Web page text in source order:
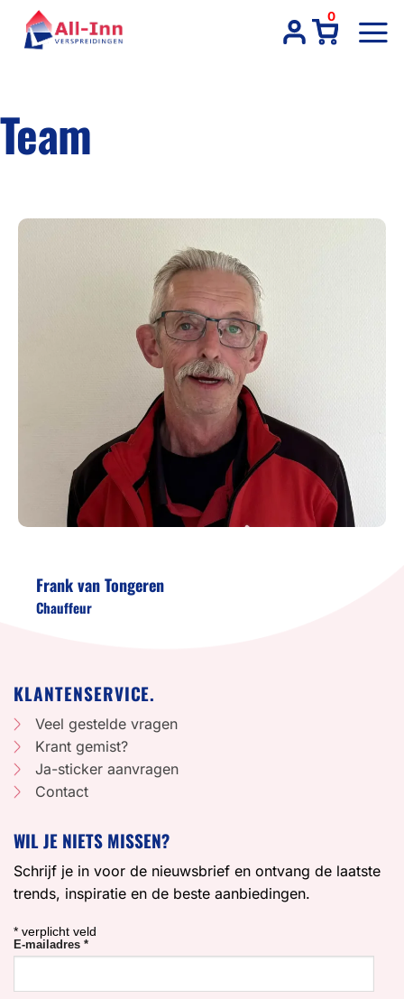
naar
0
Team
Frank van Tongeren
Chauffeur
KLANTENSERVICE.
Veel gestelde vragen
Krant gemist?
Ja-sticker aanvragen
Contact
WIL JE NIETS MISSEN?
Schrijf je in voor de nieuwsbrief en ontvang de laatste
trends, inspiratie en de beste aanbiedingen.
* verplicht veld
E-mailadres *